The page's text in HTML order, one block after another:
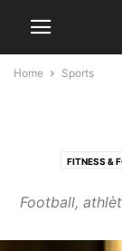
Home Sports
FITNESS &
Football,